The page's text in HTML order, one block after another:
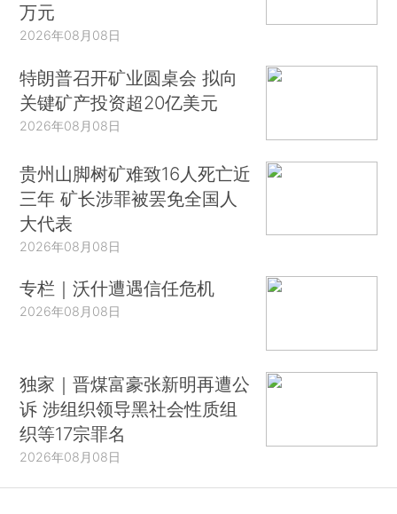
万元
2026年08月08日
特朗普召开矿业圆桌会 拟向
关键矿产投资超20亿美元
2026年08月08日
贵州山脚树矿难致16人死亡近
三年 矿长涉罪被罢免全国人
大代表
2026年08月08日
专栏｜沃什遭遇信任危机
2026年08月08日
独家｜晋煤富豪张新明再遭公
诉 涉组织领导黑社会性质组
织等17宗罪名
2026年08月08日